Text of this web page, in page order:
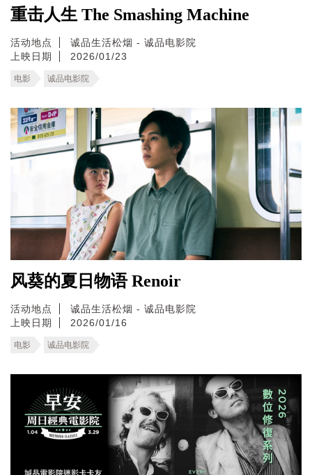
重击人生 The Smashing Machine
活动地点
诚品生活松烟 - 诚品电影院
上映日期
2026/01/23
电影 诚品电影院
风葵的夏日物语 Renoir
活动地点
诚品生活松烟 - 诚品电影院
上映日期
2026/01/16
电影 诚品电影院